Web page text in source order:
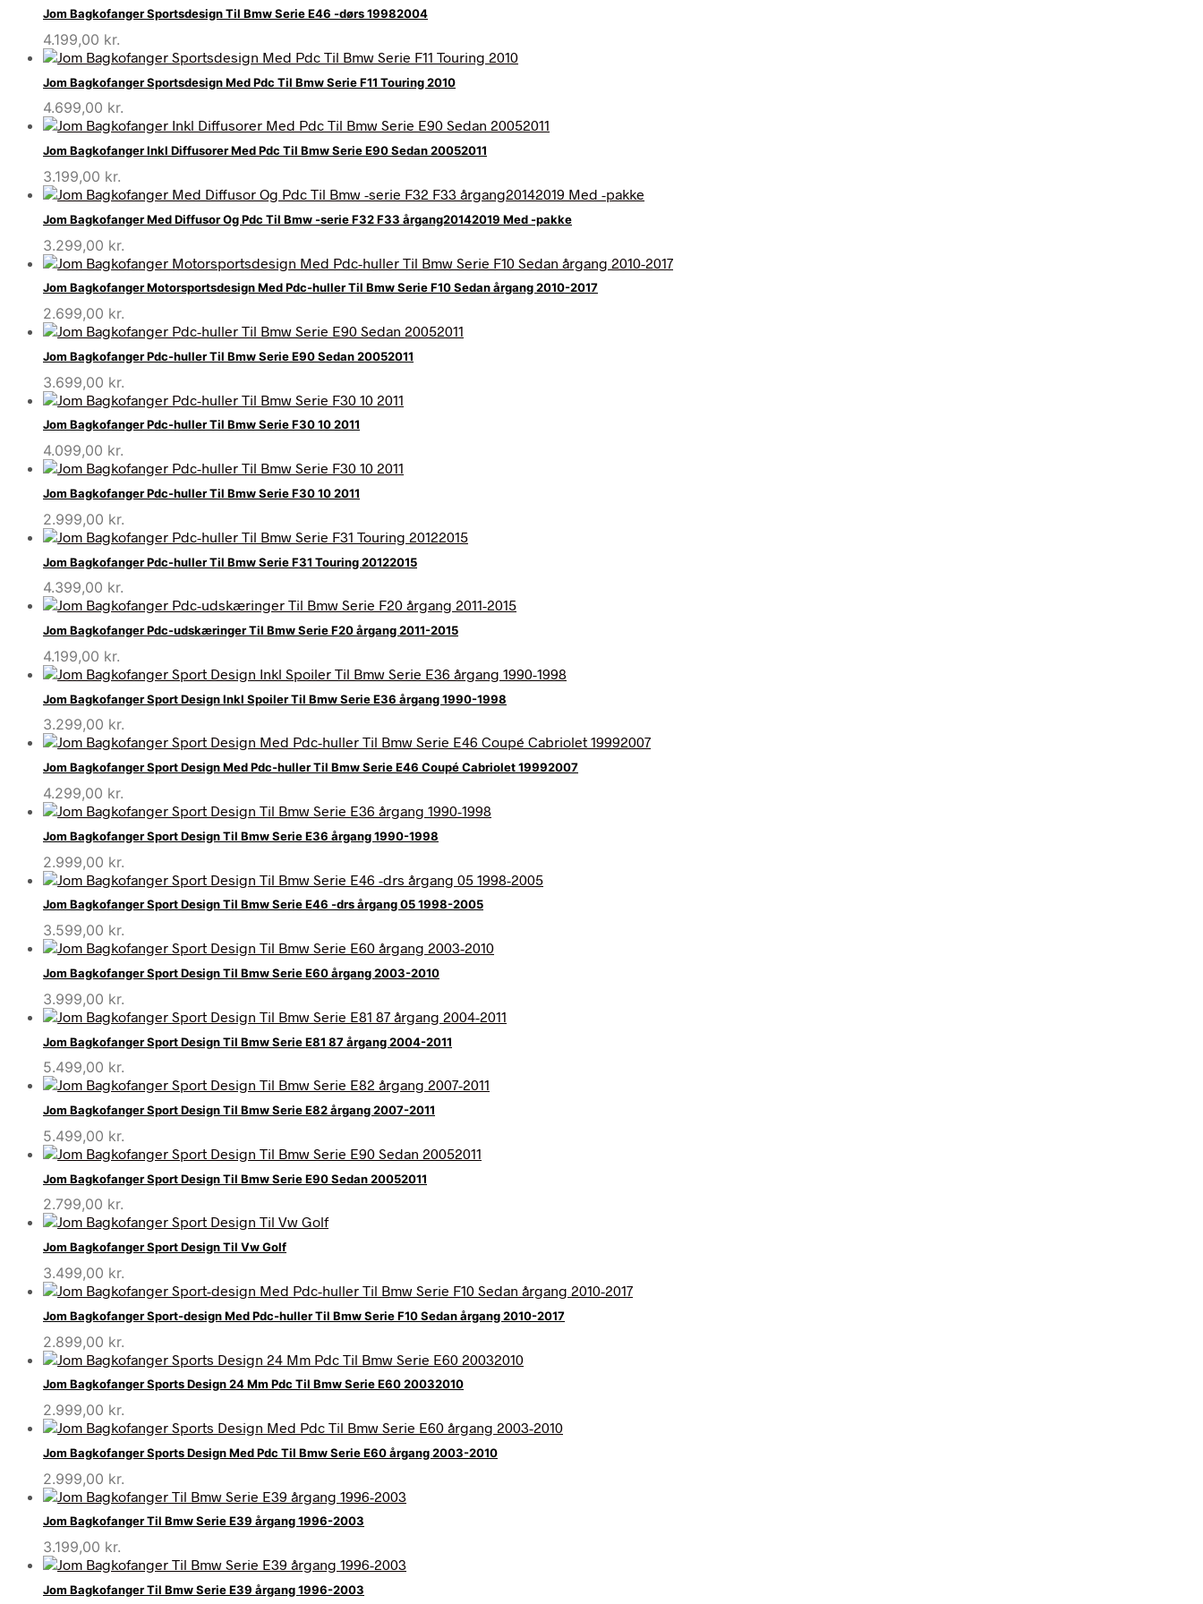
Jom Bagkofanger Sportsdesign Til Bmw Serie E46 -dørs 19982004
4.199,00 kr.
Jom Bagkofanger Sportsdesign Med Pdc Til Bmw Serie F11 Touring 2010
4.699,00 kr.
Jom Bagkofanger Inkl Diffusorer Med Pdc Til Bmw Serie E90 Sedan 20052011
3.199,00 kr.
Jom Bagkofanger Med Diffusor Og Pdc Til Bmw -serie F32 F33 årgang20142019 Med -pakke
3.299,00 kr.
Jom Bagkofanger Motorsportsdesign Med Pdc-huller Til Bmw Serie F10 Sedan årgang 2010-2017
2.699,00 kr.
Jom Bagkofanger Pdc-huller Til Bmw Serie E90 Sedan 20052011
3.699,00 kr.
Jom Bagkofanger Pdc-huller Til Bmw Serie F30 10 2011
4.099,00 kr.
Jom Bagkofanger Pdc-huller Til Bmw Serie F30 10 2011
2.999,00 kr.
Jom Bagkofanger Pdc-huller Til Bmw Serie F31 Touring 20122015
4.399,00 kr.
Jom Bagkofanger Pdc-udskæringer Til Bmw Serie F20 årgang 2011-2015
4.199,00 kr.
Jom Bagkofanger Sport Design Inkl Spoiler Til Bmw Serie E36 årgang 1990-1998
3.299,00 kr.
Jom Bagkofanger Sport Design Med Pdc-huller Til Bmw Serie E46 Coupé Cabriolet 19992007
4.299,00 kr.
Jom Bagkofanger Sport Design Til Bmw Serie E36 årgang 1990-1998
2.999,00 kr.
Jom Bagkofanger Sport Design Til Bmw Serie E46 -drs årgang 05 1998-2005
3.599,00 kr.
Jom Bagkofanger Sport Design Til Bmw Serie E60 årgang 2003-2010
3.999,00 kr.
Jom Bagkofanger Sport Design Til Bmw Serie E81 87 årgang 2004-2011
5.499,00 kr.
Jom Bagkofanger Sport Design Til Bmw Serie E82 årgang 2007-2011
5.499,00 kr.
Jom Bagkofanger Sport Design Til Bmw Serie E90 Sedan 20052011
2.799,00 kr.
Jom Bagkofanger Sport Design Til Vw Golf
3.499,00 kr.
Jom Bagkofanger Sport-design Med Pdc-huller Til Bmw Serie F10 Sedan årgang 2010-2017
2.899,00 kr.
Jom Bagkofanger Sports Design 24 Mm Pdc Til Bmw Serie E60 20032010
2.999,00 kr.
Jom Bagkofanger Sports Design Med Pdc Til Bmw Serie E60 årgang 2003-2010
2.999,00 kr.
Jom Bagkofanger Til Bmw Serie E39 årgang 1996-2003
3.199,00 kr.
Jom Bagkofanger Til Bmw Serie E39 årgang 1996-2003